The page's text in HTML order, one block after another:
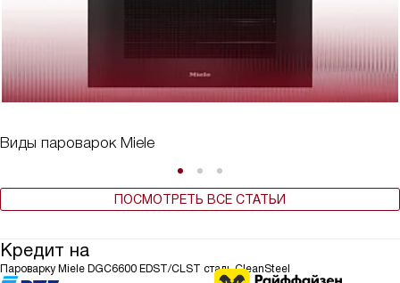
Виды пароварок Miele
ПОСМОТРЕТЬ ВСЕ СТАТЬИ
Кредит на
Пароварку Miele DGC6600 EDST/CLST сталь CleanSteel